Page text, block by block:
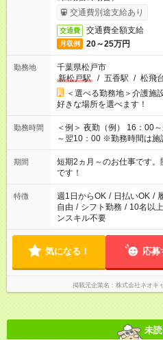
交通費別途支給あり
交通費 交通費全額支給
月収例 20～25万円
勤務地
千葉県松戸市
新松戸駅
/ 五香駅 / 松飛
＜選べる勤務地＞介護
好きな場所を選べます！
勤務時間
＜例＞ 夜勤（例） 16：00
～翌10：00 ※勤務時間は施設によ
みたい」 「しっかり稼ぎた
い」など ご希望にあったお仕事
の方の場合は1～2ヶ月間は
仕事に慣れてからの夜勤になります。 ★家庭
必要な場合も遠慮なくご相
期間
短期2ヵ月～のお仕事です
です！
特徴 週1日からOK / 日払いOK /
自由 / シフト勤務 / 10名以
ンスキル不要
気になる！ 応募
掲載元企業名 株式会社ネオキ
未読